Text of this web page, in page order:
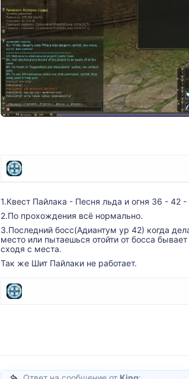
1.Квест Пайлака - Песня льда и огня 36 - 42
2.По прохождения всё нормально.
3.Последний босс(Адиантум ур 42) когда
место или пытаешься отойти от босса
сходя с места.
Так же Шит Пайлаки не работает.